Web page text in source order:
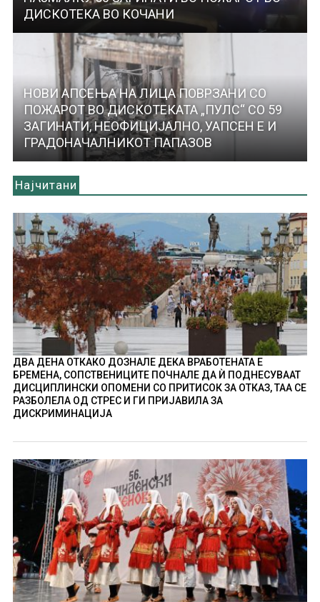
ДИСКОТЕКА ВО КОЧАНИ
НОВИ АПСЕЊА НА ЛИЦА ПОВРЗАНИ СО
ПОЖАРОТ ВО ДИСКОТЕКАТА „ПУЛС“ СО 59
ЗАГИНАТИ, НЕОФИЦИЈАЛНО, УАПСЕН Е И
ГРАДОНАЧАЛНИКОТ ПАПАЗОВ
Најчитани
ДВА ДЕНА ОТКАКО ДОЗНАЛЕ ДЕКА ВРАБОТЕНАТА Е
БРЕМЕНА, СОПСТВЕНИЦИТЕ ПОЧНАЛЕ ДА Ѝ ПОДНЕСУВААТ
ДИСЦИПЛИНСКИ ОПОМЕНИ СО ПРИТИСОК ЗА ОТКАЗ, ТАА СЕ
РАЗБОЛЕЛА ОД СТРЕС И ГИ ПРИЈАВИЛА ЗА
ДИСКРИМИНАЦИЈА